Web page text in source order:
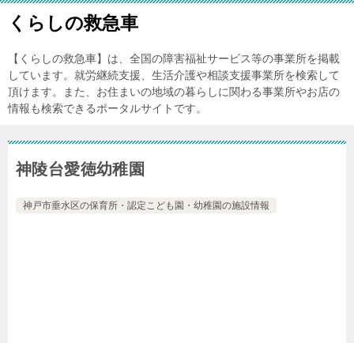
くらしの救急車
【くらしの救急車】は、全国の障害福祉サービス等の事業所を掲載
しています。就労継続支援、生活介護や相談支援事業所を検索して
頂けます。また、お住まいの地域の暮らしに関わる事業所やお店の
情報も検索できるポータルサイトです。
神陵台愛徳幼稚園
神戸市垂水区の保育所・認定こども園・幼稚園の施設情報